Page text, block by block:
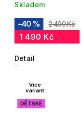
Skladem
2 490 Kč
–40 %
1 490 Kč
Detail
Více
variant
DĚTSKÉ